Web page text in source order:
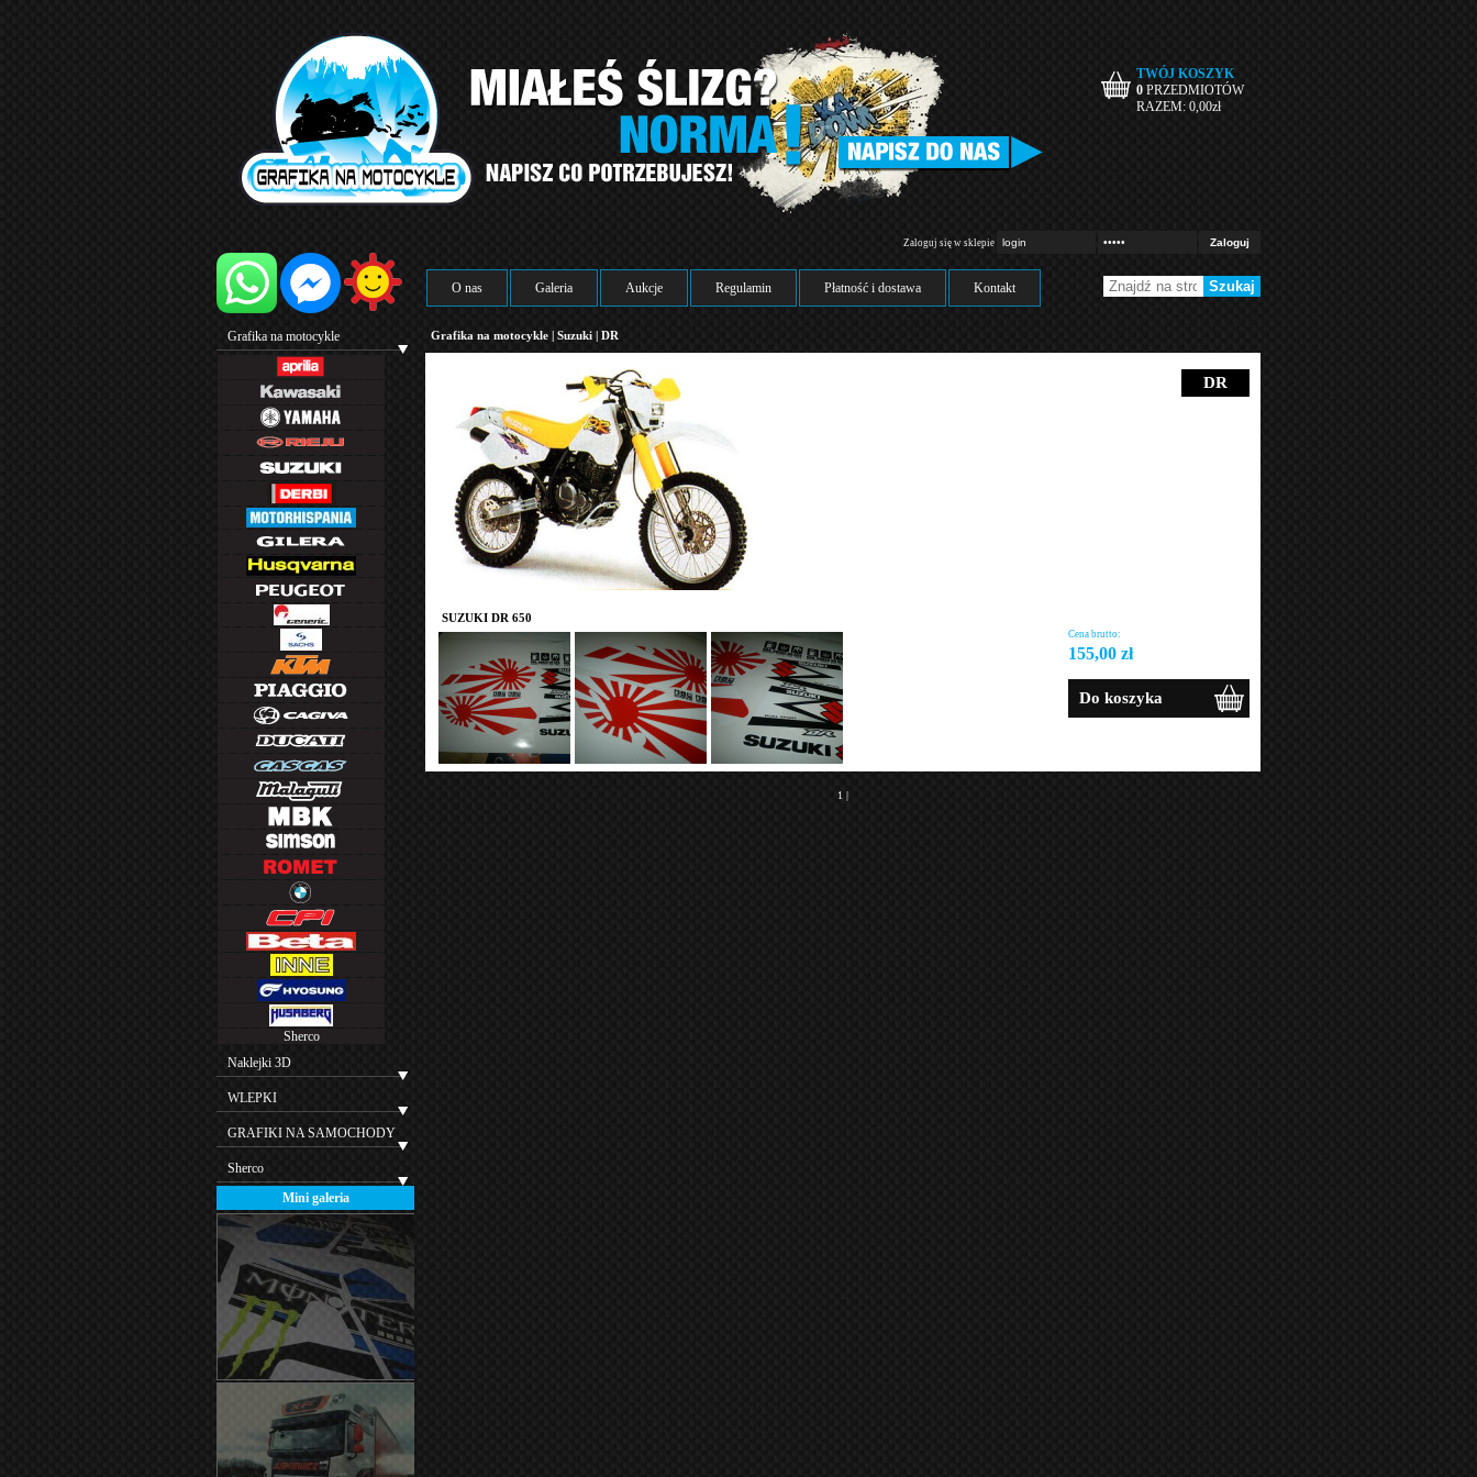
TWÓJ KOSZYK
0 PRZEDMIOTÓW
RAZEM: 0,00zł
Zaloguj się w sklepie
O nas Galeria Aukcje Regulamin Płatność i dostawa Kontakt
Grafika na motocykle
Sherco
Naklejki 3D
WLEPKI
GRAFIKI NA SAMOCHODY
Sherco
Mini galeria
Grafika na motocykle | Suzuki | DR
DR
SUZUKI DR 650
Cena brutto:
155,00 zł
Do koszyka
1 |